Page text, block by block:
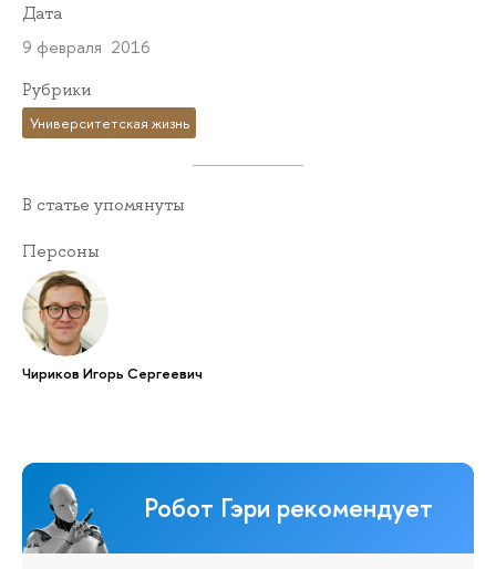
Дата
9 февраля 2016
Рубрики
Университетская жизнь
В статье упомянуты
Персоны
Чириков Игорь Сергеевич
Робот Гэри рекомендует